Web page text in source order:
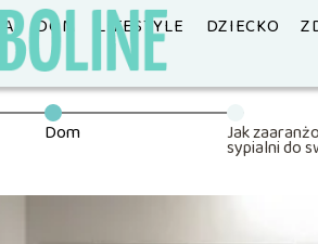
DOM LIFESTYLE DZIECKO
Dom Jak
sypialni do